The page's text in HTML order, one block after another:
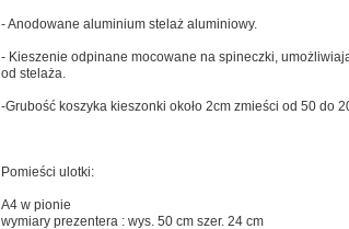
- Anodowane aluminium stelaż aluminiowy.
- Kieszenie odpinane mocowane na spineczki,
od stelaża.
-Grubość koszyka kieszonki około 2cm zmieści od 50 do
Pomieści ulotki:
A4 w pionie
wymiary prezentera : wys. 50 cm szer. 24 cm